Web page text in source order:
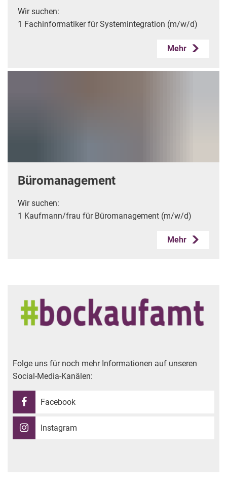
Wir suchen:
1 Fachinformatiker für Systemintegration (m/w/d)
Mehr
Büromanagement
Wir suchen:
1 Kaufmann/frau für Büromanagement (m/w/d)
Mehr
Folge uns für noch mehr Informationen auf unseren
Social-Media-Kanälen:
Facebook
Instagram